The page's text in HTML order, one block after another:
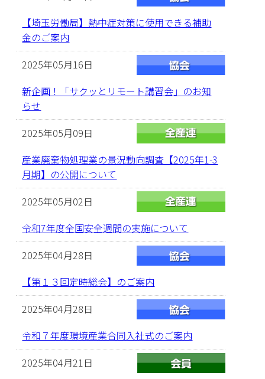
【埼玉労働局】熱中症対策に使用できる補助
金のご案内
2025年05月16日
新企画！「サクッとリモート講習会」のお知
らせ
2025年05月09日
産業廃棄物処理業の景況動向調査【2025年1-3
月期】の公開について
2025年05月02日
令和7年度全国安全週間の実施について
2025年04月28日
【第１３回定時総会】のご案内
2025年04月28日
令和７年度環境産業合同入社式のご案内
2025年04月21日